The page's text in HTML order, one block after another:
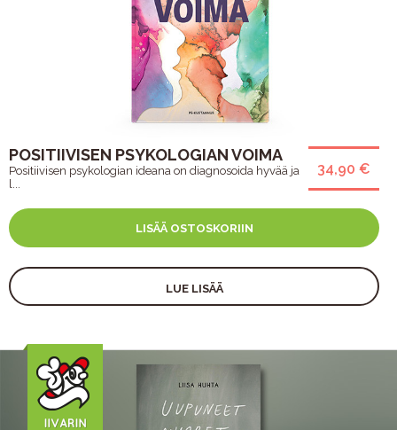
34,90 €
POSITIIVISEN PSYKOLOGIAN VOIMA
Positiivisen psykologian ideana on diagnosoida hyvää ja
l...
LISÄÄ OSTOSKORIIN
LUE LISÄÄ